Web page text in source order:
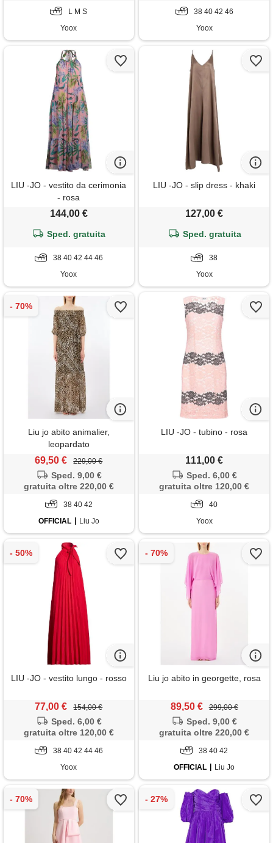
L M S
Yoox
38 40 42 46
Yoox
LIU -JO - vestito da cerimonia
- rosa
144,00 €
Sped. gratuita
38 40 42 44 46
Yoox
LIU -JO - slip dress - khaki
127,00 €
Sped. gratuita
38
Yoox
Liu jo abito animalier,
leopardato
69,50 € 229,00 €
Sped. 9,00 €
gratuita oltre 220,00 €
38 40 42
OFFICIAL
Liu Jo
LIU -JO - tubino - rosa
111,00 €
Sped. 6,00 €
gratuita oltre 120,00 €
40
Yoox
LIU -JO - vestito lungo - rosso
77,00 € 154,00 €
Sped. 6,00 €
gratuita oltre 120,00 €
38 40 42 44 46
Yoox
Liu jo abito in georgette, rosa
89,50 € 299,00 €
Sped. 9,00 €
gratuita oltre 220,00 €
38 40 42
OFFICIAL
Liu Jo